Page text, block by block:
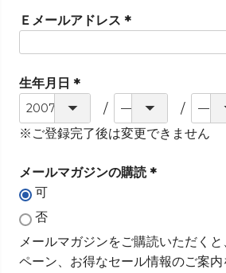
須
Ｅメールアドレス
生年月日
(
必
)
※ご登録完了後は変更できません
メールマガジンの購読
須
)
可
否
メールマガジンをご購読いただく
ペーン、お得なセール情報のご案